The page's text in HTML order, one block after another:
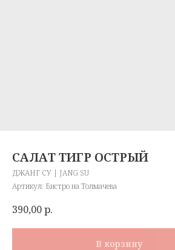
САЛАТ ТИГР ОСТРЫЙ
ДЖАНГ СУ | JANG SU
Артикул: Бистро на Толмачева
390,00р.
В корзину